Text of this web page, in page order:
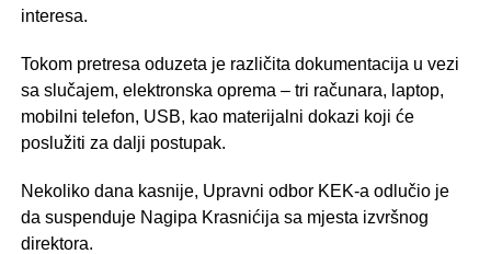
interesa.
Tokom pretresa oduzeta je različita dokumentacija u vezi
sa slučajem, elektronska oprema – tri računara, laptop,
mobilni telefon, USB, kao materijalni dokazi koji će
poslužiti za dalji postupak.
Nekoliko dana kasnije, Upravni odbor KEK-a odlučio je
da suspenduje Nagipa Krasnićija sa mjesta izvršnog
direktora.